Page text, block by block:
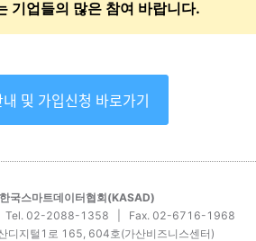
기업들의 많은 참여 바랍니다.
및 가입신청 바로가기
국스마트데이터협회(KASAD)
02-2088-1358 | Fax. 02-6716-1968
디지털1로 165, 604호(가산비즈니스센터)